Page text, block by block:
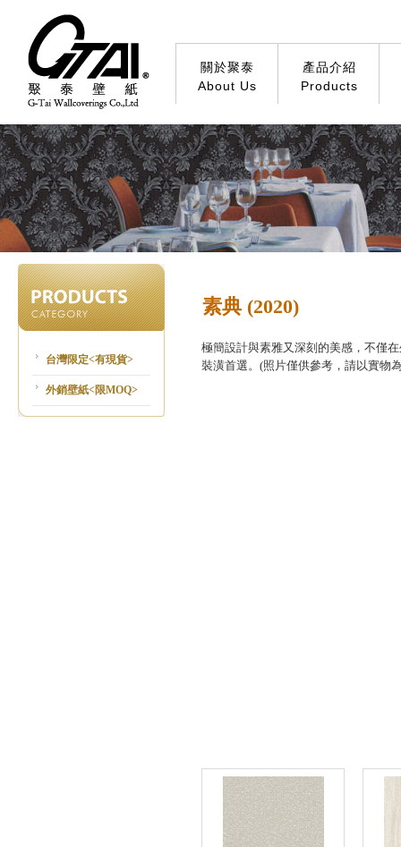
關於聚泰
About Us
產品介紹
Products
台灣限定<有現貨>
外銷壁紙<限MOQ>
素典 (2020)
極簡設計與素雅又深刻的美感，不僅
裝潢首選。(照片僅供參考，請以實物